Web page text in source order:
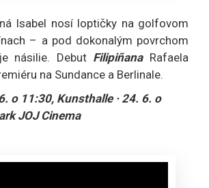
Isabel nosí loptičky na golfovom
– a pod dokonalým povrchom
násilie. Debut FilipiñanaRafaela
na Sundance a Berlinale.
o 11:30, Kunsthalle · 24. 6. o
JOJ Cinema